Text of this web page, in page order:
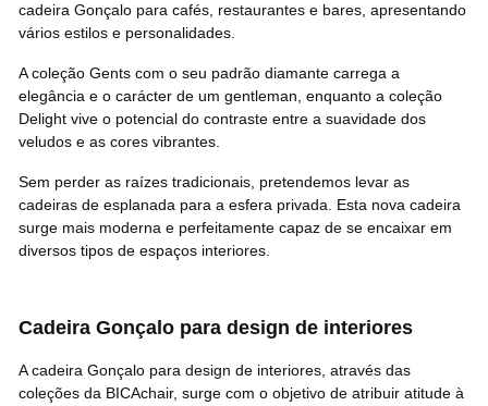
cadeira Gonçalo para cafés, restaurantes e bares, apresentando
vários estilos e personalidades.
Acoleção Gents com o seu padrão diamante carrega a
elegância e o carácter de um gentleman, enquanto a coleção
Delight vive o potencial do contraste entre a suavidade dos
veludos e as cores vibrantes.
Sem perder as raízes tradicionais, pretendemos levar as
cadeiras de esplanada para a esfera privada. Esta nova cadeira
surge mais moderna e perfeitamente capaz de se encaixar em
diversos tipos de espaços interiores.
Cadeira Gonçalo para design de interiores
A cadeira Gonçalo para design de interiores, através das
coleções da BICAchair, surge com o objetivo de atribuir atitude à